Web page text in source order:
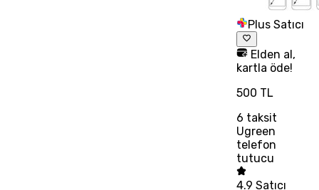
Plus Satıcı
Elden al,
kartla öde!
500 TL
6 taksit
Ugreen
telefon
tutucu
4.9 Satıcı